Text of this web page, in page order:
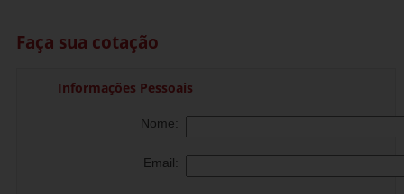
Faça sua cotação
Informações Pessoais
Nome:
Email: